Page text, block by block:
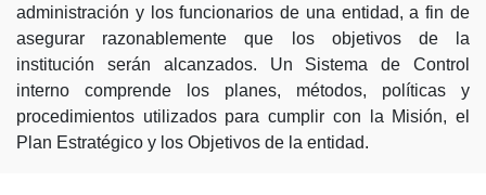
administración y los funcionarios de una entidad, a fin de
asegurar razonablemente que los objetivos de la
institución serán alcanzados. Un Sistema de Control
interno comprende los planes, métodos, políticas y
procedimientos utilizados para cumplir con la Misión, el
Plan Estratégico y los Objetivos de la entidad.